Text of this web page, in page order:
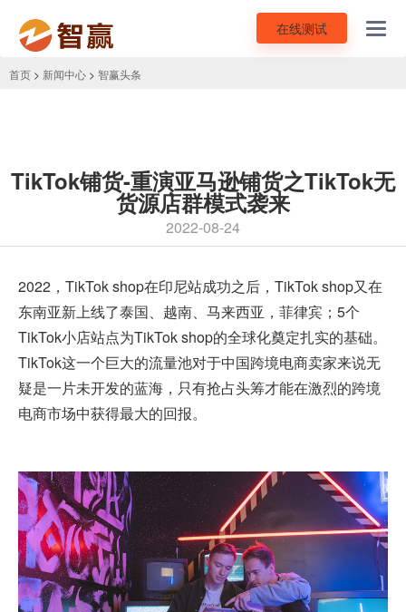
在线测试
首页 > 新闻中心 > 智赢头条
TikTok铺货-重演亚马逊铺货之TikTok无
货源店群模式袭来
2022-08-24
2022， TikTok shop在印尼站成功之后，TikTok shop又在
东南亚新上线了泰国、越南、马来西亚，菲律宾；5个
TikTok小店站点为TikTok shop的全球化奠定扎实的基础。
TikTok这一个巨大的流量池对于中国跨境电商卖家来说无
疑是一片未开发的蓝海，只有抢占头筹才能在激烈的跨境
电商市场中获得最大的回报。